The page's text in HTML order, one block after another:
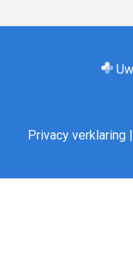
de
Privacy verklaring